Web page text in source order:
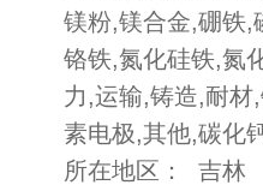
镁粉,镁合金,硼铁,
铬铁,氮化硅铁,氮
力,运输,铸造,耐材
素电极,其他,碳化
所在地区： 吉林